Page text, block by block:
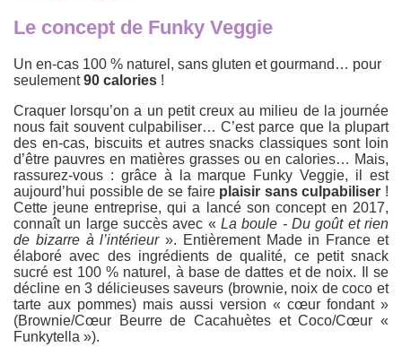
Le concept de Funky Veggie
Un en-cas 100 % naturel, sans gluten et gourmand… pour
seulement90 calories !
Craquer lorsqu’on a un petit creux au milieu de la journée
nous fait souvent culpabiliser… C’est parce que la plupart
des en-cas, biscuits et autres snacks classiques sont loin
d’être pauvres en matières grasses ou en calories… Mais,
rassurez-vous : grâce à la marque Funky Veggie, il est
aujourd’hui possible de se faire plaisir sans culpabiliser !
Cette jeune entreprise, qui a lancé son concept en 2017,
connaît un large succès avec « La boule - Du goût et rien
de bizarre à l’intérieur». Entièrement Made in France et
élaboré avec des ingrédients de qualité, ce petit snack
sucré est 100 % naturel, à base de dattes et de noix. Il se
décline en 3 délicieuses saveurs (brownie, noix de coco et
tarte aux pommes) mais aussi version « cœur fondant »
(Brownie/Cœur Beurre de Cacahuètes et Coco/Cœur «
Funkytella »).